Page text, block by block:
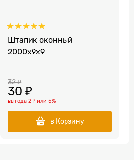
Штапик оконный
2000x9x9
32 ₽
30 ₽
выгода2 ₽ или5%
в Корзину